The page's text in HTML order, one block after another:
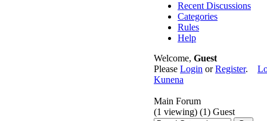
Recent Discussions
Categories
Rules
Help
Welcome, Guest
Please Login orRegister.
Kunena
Main Forum
(1 viewing) (1) Guest